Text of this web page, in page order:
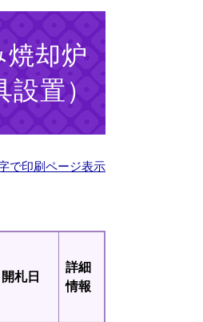
却炉
置）
で印刷ページ表示
開札日
詳細
情報